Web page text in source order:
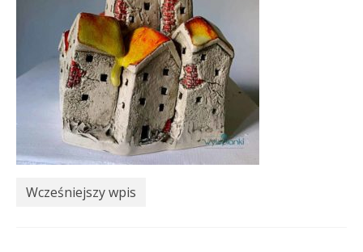
Wcześniejszy wpis